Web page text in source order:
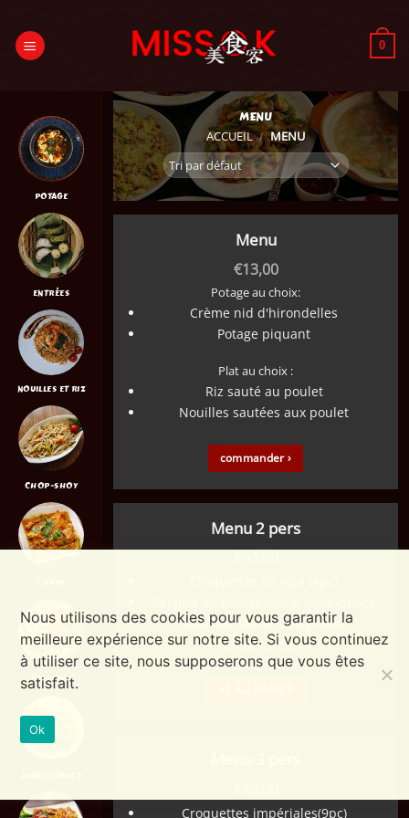
contenu
0
POTAGE
ENTRÉES
NOUILLES ET RIZ
CHOP-SHOY
TOMATES
MENU
ACCUEIL / MENU
Menu
€13,00
Potage au choix:
Crème nid d'hirondelles
Potage piquant
Plat au choix :
Riz sauté au poulet
Nouilles sautées aux poulet
commander ›
Menu 2 pers
Nouilles sautées au poulet
Poulet au curry
Croquettes impériales(9pc)
Nous utilisons des cookies pour vous garantir la
meilleure expérience sur notre site. Si vous continuez
à utiliser ce site, nous supposerons que vous êtes
satisfait.
Ok